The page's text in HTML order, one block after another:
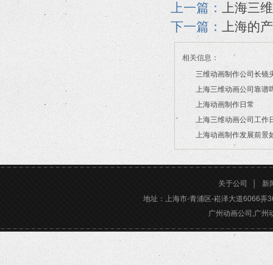
上一篇：
上海三
下一篇：
上海的
相关信息：
三维动画制作公司长镜
2026/07/21
上海三维动画公司靠谱
2026/03/16
上海动画制作日常
2026/03/12
上海三维动画公司工作
2026/02/28
上海动画制作发展前景
2026/02/24
关于公司
新
地址：上海市-青浦区-崧泽大道6066弄
广州动画公司,广州